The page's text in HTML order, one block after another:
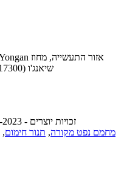
שיאנג'ו (317300), עיר טאי-ג'ואו, מחוז ג'ה-ג'יאנג
© זכויות יוצרים - 2010-2023 : כל הזכויות שמורות.
מחמם נפט מקורה, תנור חימום,